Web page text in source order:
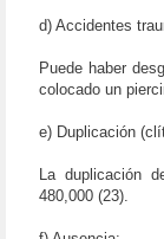
d) Accidentes
Puede haber
colocado un
e) Duplicación
La duplicación
480,000 (23).